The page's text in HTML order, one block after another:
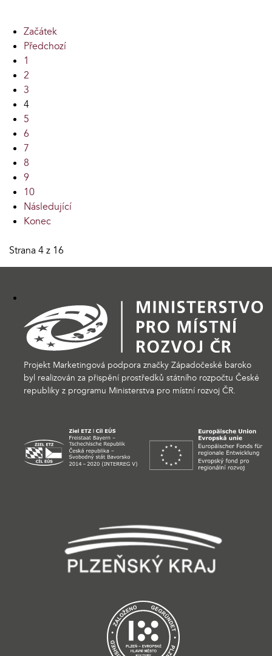
Začátek
Předchozí
1
2
3
4
5
6
7
8
9
10
Následující
Konec
Strana 4 z 16
Projekt Marketingová podpora značky Západočeské baroko
byl realizován za přispění prostředků státního rozpočtu České
republiky z programu Ministerstva pro místní rozvoj ČR.